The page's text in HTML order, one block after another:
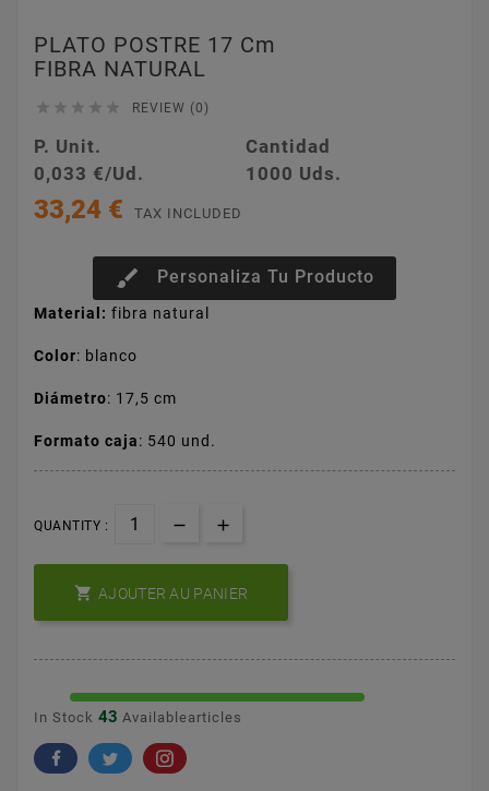
PLATO POSTRE 17 Cm
FIBRA NATURAL
     REVIEW (0)
P. Unit.
Cantidad
0,033 €/Ud.
1000 Uds.
33,24 € TAX INCLUDED
brush Personaliza Tu Producto
Material: fibra natural
Color: blanco
Diámetro: 17,5 cm
Formato caja: 540 und.
QUANTITY :
 AJOUTER AU PANIER
In Stock 43 Availablearticles